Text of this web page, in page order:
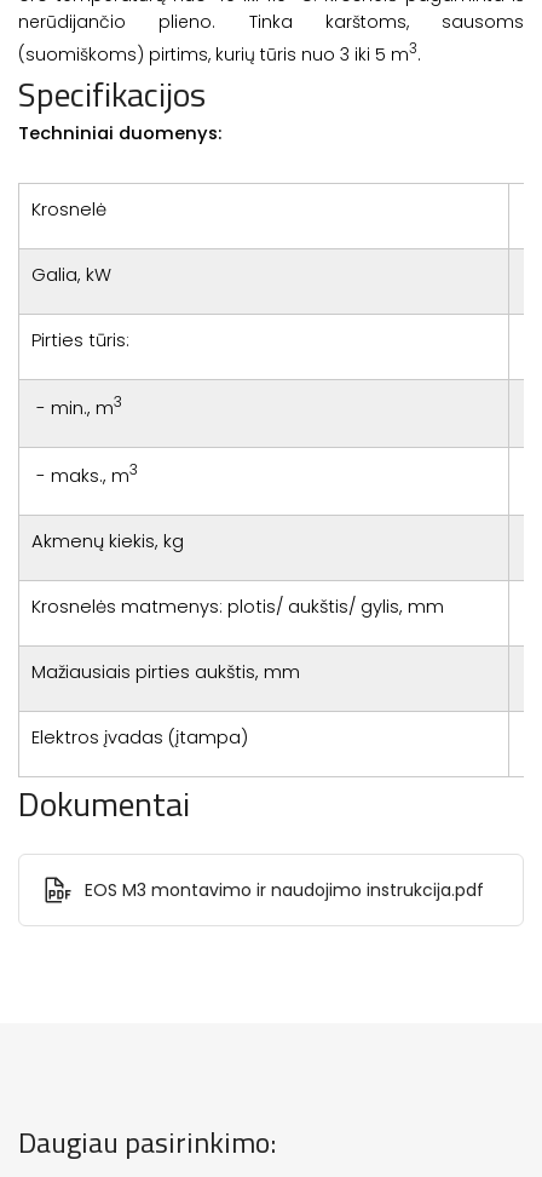
nerūdijančio plieno. Tinka karštoms, sausoms
(suomiškoms) pirtims, kurių tūris nuo 3 iki 5 m3.
Specifikacijos
Techniniai duomenys:
Krosnelė
Galia, kW
Pirties tūris:
- min., m3
- maks., m3
Akmenų kiekis, kg
Krosnelės matmenys: plotis/ aukštis/ gylis, mm
Mažiausiais pirties aukštis, mm
Elektros įvadas (įtampa)
Dokumentai
EOS M3 montavimo ir naudojimo instrukcija.pdf
Daugiau pasirinkimo: